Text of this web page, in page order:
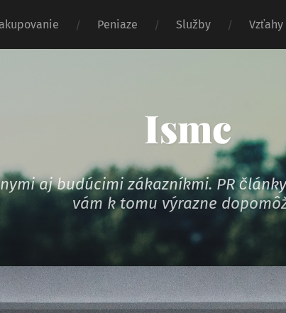
Peniaze Služby Vzťahy
Ismc
aj budúcimi zákazníkmi. PR
vám k tomu výrazne